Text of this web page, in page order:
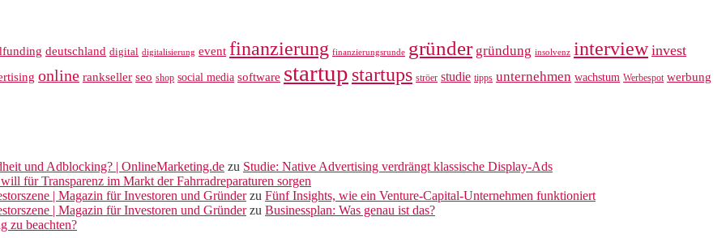
deutschland digital digitalisierung event finanzierung finanzierungsrunde gründer gründung insolvenz interview invest
online rankseller seo shop social media software startup startups ströer studie tipps unternehmen wachstum Werbespot werbung
und Adblocking? | OnlineMarketing.de zu Studie: Native Advertising verdrängt klassische Display-Ads
für Transparenz im Markt der Fahrradreparaturen sorgen
| Magazin für Investoren und Gründerzu Fünf Insights, wie ein Venture-Capital-Unternehmen funktioniert
| Magazin für Investoren und Gründerzu Businessplan: Was genau ist das?
zu beachten?